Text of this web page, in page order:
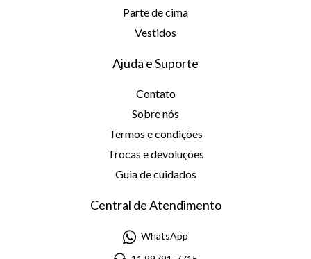
Parte de cima
Vestidos
Ajuda e Suporte
Contato
Sobre nós
Termos e condições
Trocas e devoluções
Guia de cuidados
Central de Atendimento
WhatsApp